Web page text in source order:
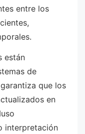
entre los
están
de
que los
en
interpretación